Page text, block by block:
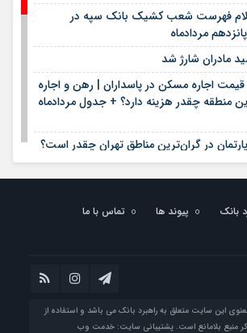
فهرست شعب کشیک بانک سپه در
مردادماه
مادران شارژ شد
اجاره مسکن در پاسداران | رهن و اجاره
در این منطقه چقدر هزینه دارد؟ + جدول مردادماه
در گران‌ترین مناطق تهران چقدر است؟
متری در این منطقه چقدر سرمایه نیاز دارد؟ + جدول
برای دانش‌آموزان / نتایج آزمون سمپاد و
اعلام می‌شود؟
بانک پیوند ها
تماس با ما
این سایت متعلق به راهبرد بانک می باشد و استفاده از
منبع بلامانع است. پشتیبانی سایت:خدمت وب